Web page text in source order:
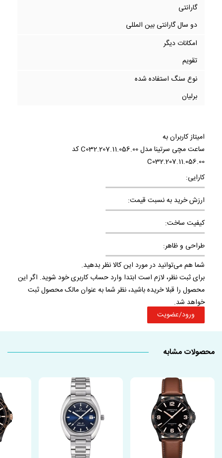
گارانتی
دو سال گارانتی بین المللی
امکانات دیگر
تقویم
نوع سنگ استفاده شده
برلیان
امیتاز کاربران به
ساعت مچی سرتینا مدل C032.207.11.056.00 کد
C032.207.11.056.00
کارایی:
ارزش خرید به نسبت قیمت:
کیفیت ساخت:
طراحی و ظاهر:
شما هم می‌توانید در مورد این کالا نظر بدهید.
برای ثبت نظر، لازم است ابتدا وارد حساب کاربری خود شوید. اگر این
محصول را قبلا خریده باشید، نظر شما به عنوان مالک محصول ثبت
خواهد شد.
ورود/عضویت
محصولات مشابه